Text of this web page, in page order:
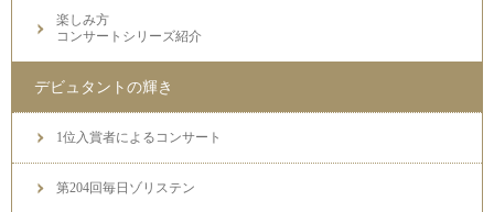
楽しみ方
コンサートシリーズ紹介
デビュタントの輝き
1位入賞者によるコンサート
第204回毎日ゾリステン